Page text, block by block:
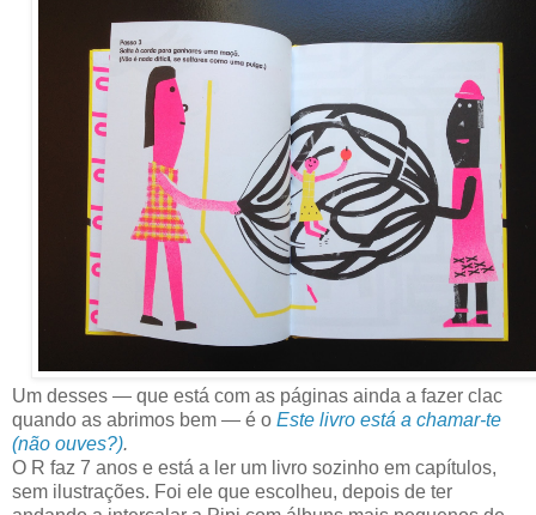
Um desses — que está com as páginas ainda a fazer clac
quando as abrimos bem — é o Este livro está a chamar-te
(não ouves?).
O R faz 7 anos e está a ler um livro sozinho em capítulos,
sem ilustrações. Foi ele que escolheu, depois de ter